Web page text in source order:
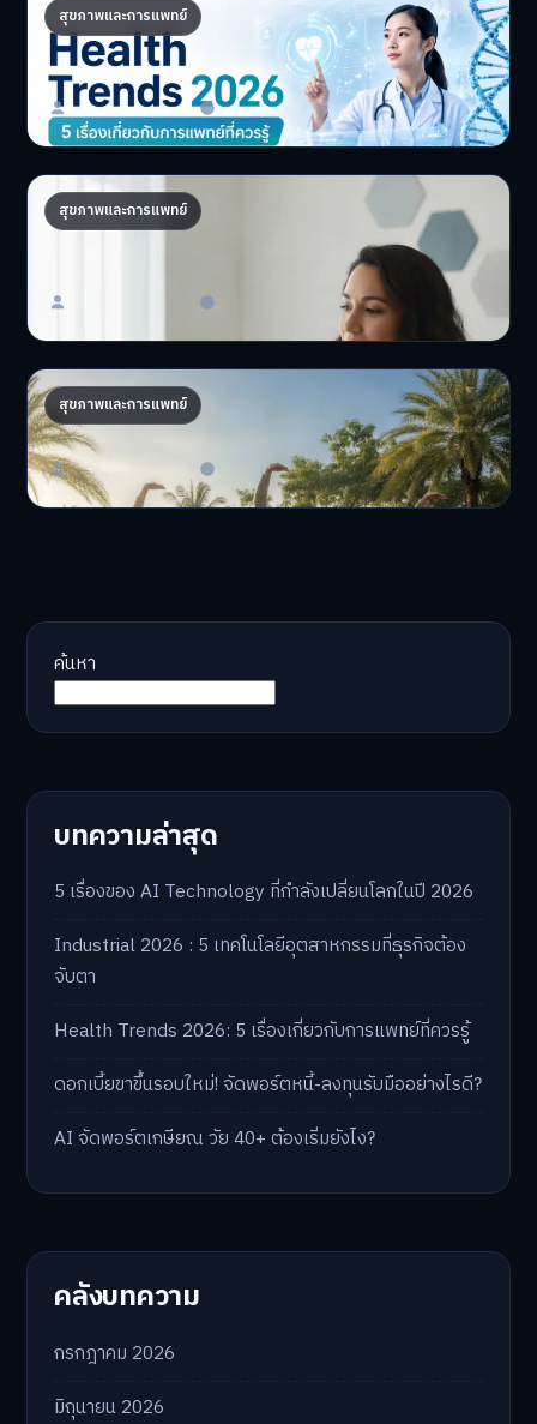
สุขภาพและการแพทย์
Health Trends 2026: 5 เรื่องเกี่ยวกับการ
แพทย์ที่ควรรู้
5 Health Trends 2026 เ…
Master Bussiness 30 มิถุนายน 2026
สุขภาพและการแพทย์
ถอดรหัส DNA จัดโภชนาการส่วนตัว เทรนด์
สุขภาพ 2026
23 มิถุนายน 2026
สุขภาพและการแพทย์
AI จัดทริปสุขภาพ: เทรนด์ใหม่ท่องเที่ยวไทยไฮเทค
AI จัดทริปสุขภาพนำเทรน…
Master Bussiness 17 มิถุนายน 2026
ค้นหา
บทความล่าสุด
5 เรื่องของ AI Technology ที่กำลังเปลี่ยนโลกในปี 2026
Industrial 2026 : 5 เทคโนโลยีอุตสาหกรรมที่ธุรกิจต้อง
จับตา
Health Trends 2026: 5 เรื่องเกี่ยวกับการแพทย์ที่ควรรู้
ดอกเบี้ยขาขึ้นรอบใหม่! จัดพอร์ตหนี้-ลงทุนรับมืออย่างไรดี?
AI จัดพอร์ตเกษียณ วัย 40+ ต้องเริ่มยังไง?
คลังบทความ
กรกฎาคม 2026
มิถุนายน 2026